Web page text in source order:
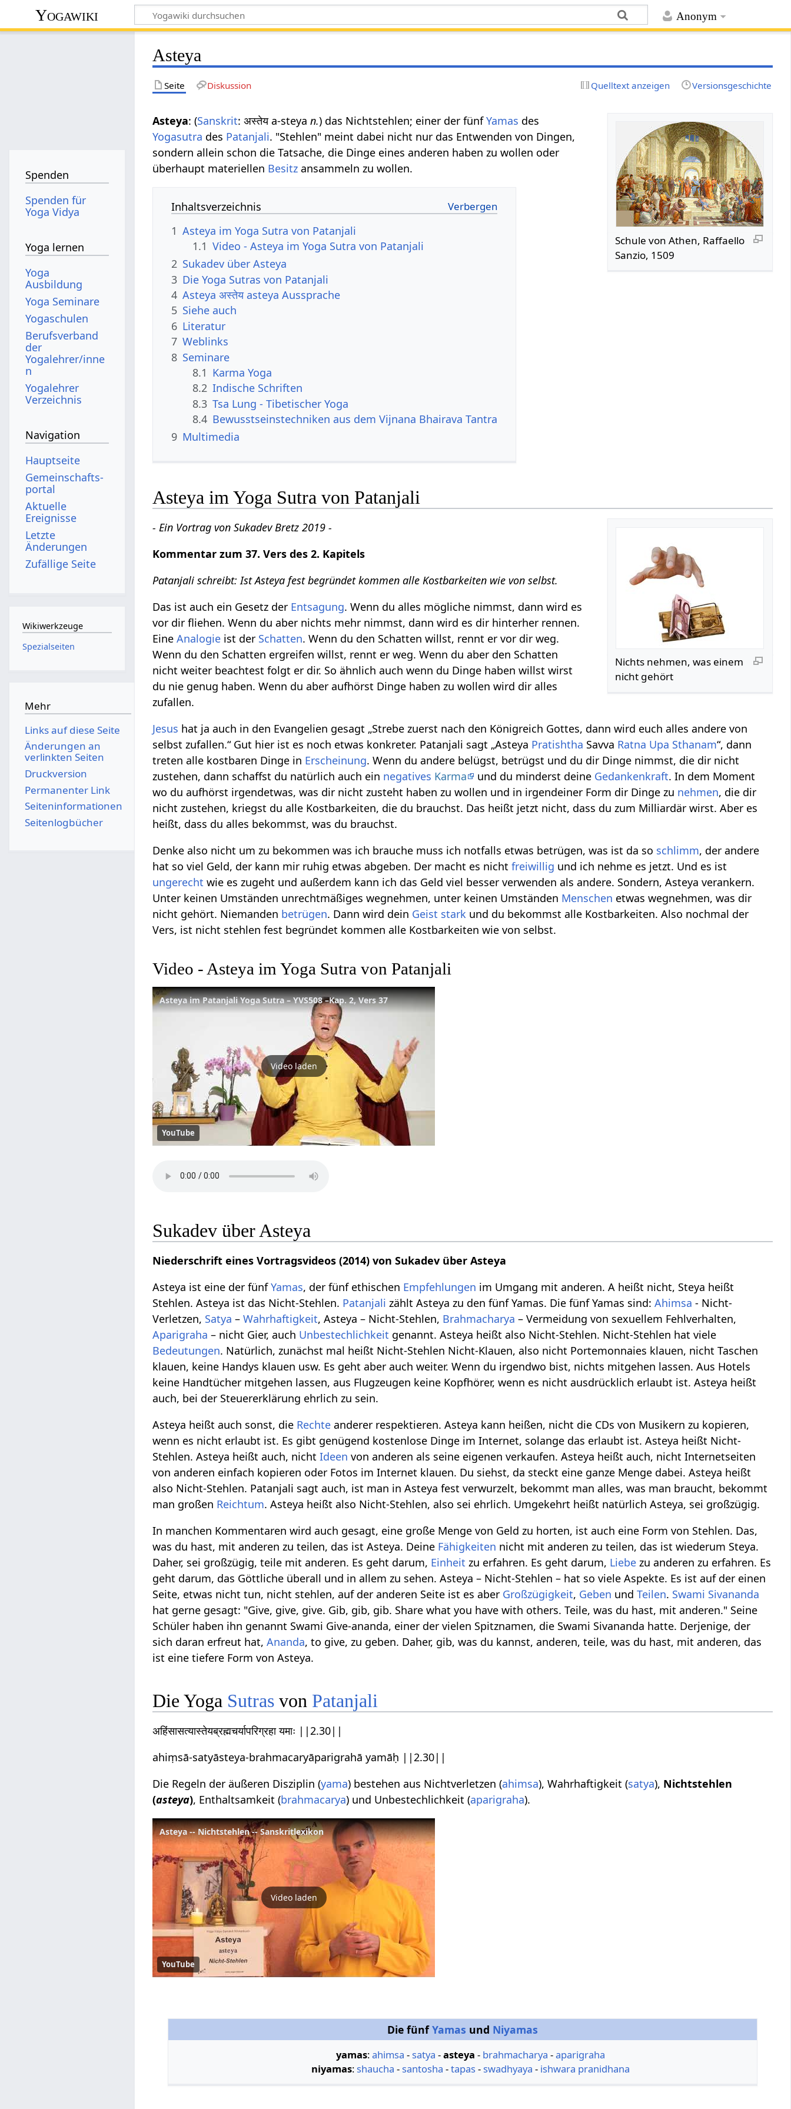
Anonym
Yogawiki
Asteya
Seite Diskussion Quelltext anzeigen Versionsgeschichte
Schule von Athen, Raffaello
Sanzio, 1509
Asteya: (Sanskrit: अस्तेय a-steyan.) das Nichtstehlen; einer der fünfYamas des
Yogasutra des Patanjali. "Stehlen" meint dabei nicht nur das Entwenden von Dingen,
sondern allein schon die Tatsache, die Dinge eines anderen haben zu wollen oder
überhaupt materiellen Besitz ansammeln zu wollen.
Inhaltsverzeichnis
1 Asteya im Yoga Sutra von Patanjali
1.1 Video - Asteya im Yoga Sutra von Patanjali
2 Sukadev über Asteya
3 Die Yoga Sutras von Patanjali
4 Asteya अस्तेय asteya Aussprache
5 Siehe auch
6 Literatur
7 Weblinks
8 Seminare
8.1 Karma Yoga
8.2 Indische Schriften
8.3 Tsa Lung - Tibetischer Yoga
8.4 Bewusstseinstechniken aus dem Vijnana Bhairava Tantra
9 Multimedia
Asteya im Yoga Sutra von Patanjali
Nichts nehmen, was einem
nicht gehört
- Ein Vortrag von Sukadev Bretz 2019 -
Kommentar zum 37. Vers des 2. Kapitels
Patanjali schreibt: Ist Asteya fest begründet kommen alle Kostbarkeiten wie von selbst.
Das ist auch ein Gesetz der Entsagung. Wenn du alles mögliche nimmst, dann wird es
vor dir fliehen. Wenn du aber nichts mehr nimmst, dann wird es dir hinterher rennen.
EineAnalogie ist der Schatten. Wenn du den Schatten willst, rennt er vor dir weg.
Wenn du den Schatten ergreifen willst, rennt er weg. Wenn du aber den Schatten
nicht weiter beachtest folgt er dir. So ähnlich auch wenn du Dinge haben willst wirst
du nie genug haben. Wenn du aber aufhörst Dinge haben zu wollen wird dir alles
zufallen.
Jesus hat ja auch in den Evangelien gesagt „Strebe zuerst nach den Königreich Gottes, dann wird euch alles andere von
selbst zufallen.“ Gut hier ist es noch etwas konkreter. Patanjali sagt „Asteya Pratishtha Savva Ratna Upa Sthanam“, dann
treten alle kostbaren Dinge in Erscheinung. Wenn du andere belügst, betrügst und du dir Dinge nimmst, die dir nicht
zustehen, dann schaffst du natürlich auch ein negatives Karma und du minderst deine Gedankenkraft. In dem Moment
wo du aufhörst irgendetwas, was dir nicht zusteht haben zu wollen und in irgendeiner Form dir Dinge zu nehmen, die dir
nicht zustehen, kriegst du alle Kostbarkeiten, die du brauchst. Das heißt jetzt nicht, dass du zum Milliardär wirst. Aber es
heißt, dass du alles bekommst, was du brauchst.
Denke also nicht um zu bekommen was ich brauche muss ich notfalls etwas betrügen, was ist da so schlimm, der andere
hat so viel Geld, der kann mir ruhig etwas abgeben. Der macht es nichtfreiwillig und ich nehme es jetzt. Und es ist
ungerecht wie es zugeht und außerdem kann ich das Geld viel besser verwenden als andere. Sondern, Asteya verankern.
Unter keinen Umständen unrechtmäßiges wegnehmen, unter keinen Umständen Menschen etwas wegnehmen, was dir
nicht gehört. Niemanden betrügen. Dann wird dein Geist stark und du bekommst alle Kostbarkeiten. Also nochmal der
Vers, ist nicht stehlen fest begründet kommen alle Kostbarkeiten wie von selbst.
Video - Asteya im Yoga Sutra von Patanjali
Asteya im Patanjali Yoga Sutra – YVS508 –Kap. 2, Vers 37
Video laden
YouTube
Sukadev über Asteya
Niederschrift eines Vortragsvideos (2014) von Sukadev über Asteya
Asteya ist eine der fünfYamas, der fünf ethischen Empfehlungen im Umgang mit anderen. A heißt nicht, Steya heißt
Stehlen. Asteya ist das Nicht-Stehlen. Patanjali zählt Asteya zu den fünf Yamas. Die fünf Yamas sind:Ahimsa - Nicht-
Verletzen, Satya –Wahrhaftigkeit, Asteya – Nicht-Stehlen, Brahmacharya – Vermeidung von sexuellem Fehlverhalten,
Aparigraha – nicht Gier, auch Unbestechlichkeit genannt. Asteya heißt also Nicht-Stehlen. Nicht-Stehlen hat viele
Bedeutungen. Natürlich, zunächst mal heißt Nicht-Stehlen Nicht-Klauen, also nicht Portemonnaies klauen, nicht Taschen
klauen, keine Handys klauen usw. Es geht aber auch weiter. Wenn du irgendwo bist, nichts mitgehen lassen. Aus Hotels
keine Handtücher mitgehen lassen, aus Flugzeugen keine Kopfhörer, wenn es nicht ausdrücklich erlaubt ist. Asteya heißt
auch, bei der Steuererklärung ehrlich zu sein.
Asteya heißt auch sonst, die Rechte anderer respektieren. Asteya kann heißen, nicht die CDs von Musikern zu kopieren,
wenn es nicht erlaubt ist. Es gibt genügend kostenlose Dinge im Internet, solange das erlaubt ist. Asteya heißt Nicht-
Stehlen. Asteya heißt auch, nichtIdeen von anderen als seine eigenen verkaufen. Asteya heißt auch, nicht Internetseiten
von anderen einfach kopieren oder Fotos im Internet klauen. Du siehst, da steckt eine ganze Menge dabei. Asteya heißt
also Nicht-Stehlen. Patanjali sagt auch, ist man in Asteya fest verwurzelt, bekommt man alles, was man braucht, bekommt
man großen Reichtum. Asteya heißt also Nicht-Stehlen, also sei ehrlich. Umgekehrt heißt natürlich Asteya, sei großzügig.
In manchen Kommentaren wird auch gesagt, eine große Menge von Geld zu horten, ist auch eine Form von Stehlen. Das,
was du hast, mit anderen zu teilen, das ist Asteya. Deine Fähigkeiten nicht mit anderen zu teilen, das ist wiederum Steya.
Daher, sei großzügig, teile mit anderen. Es geht darum, Einheit zu erfahren. Es geht darum, Liebe zu anderen zu erfahren. Es
geht darum, das Göttliche überall und in allem zu sehen. Asteya – Nicht-Stehlen – hat so viele Aspekte. Es ist auf der einen
Seite, etwas nicht tun, nicht stehlen, auf der anderen Seite ist es aber Großzügigkeit, Geben undTeilen. Swami Sivananda
hat gerne gesagt: "Give, give, give. Gib, gib, gib. Share what you have with others. Teile, was du hast, mit anderen." Seine
Schüler haben ihn genannt Swami Give-ananda, einer der vielen Spitznamen, die Swami Sivananda hatte. Derjenige, der
sich daran erfreut hat,Ananda, to give, zu geben. Daher, gib, was du kannst, anderen, teile, was du hast, mit anderen, das
ist eine tiefere Form von Asteya.
Die Yoga Sutras von Patanjali
अहिंसासत्यास्तेयब्रह्मचर्यापरिग्रहा यमाः ||2.30||
ahiṃsā-satyāsteya-brahmacaryāparigrahā yamāḥ ||2.30||
Die Regeln der äußeren Disziplin (yama) bestehen aus Nichtverletzen (ahimsa), Wahrhaftigkeit (satya), Nichtstehlen
(asteya), Enthaltsamkeit (brahmacarya) und Unbestechlichkeit (aparigraha).
Asteya -- Nichtstehlen -- Sanskritlexikon
Video laden
YouTube
Die fünfYamas und Niyamas
yamas:ahimsa -satya -asteya - brahmacharya -aparigraha
niyamas:shaucha -santosha -tapas-swadhyaya - ishwara pranidhana
Spenden
Spenden für
Yoga Vidya
Yoga lernen
Yoga
Ausbildung
Yoga Seminare
Yogaschulen
Berufsverband
der
Yogalehrer/inne
n
Yogalehrer
Verzeichnis
Navigation
Hauptseite
Gemeinschafts­
portal
Aktuelle
Ereignisse
Letzte
Änderungen
Zufällige Seite
Wikiwerkzeuge
Spezialseiten
Mehr
Links auf diese Seite
Änderungen an
verlinkten Seiten
Druckversion
Permanenter Link
Seiten­­informationen
Seitenlogbücher